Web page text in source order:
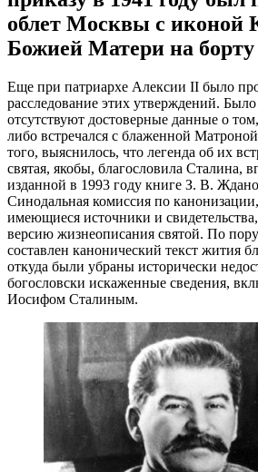
облет Москвы с иконой
Божией Матери на борту
Еще при патриархе Алексии II было
расследование этих утверждений.
отсутствуют достоверные данные о
либо встречался с блаженной
того, выяснилось, что легенда об их
святая, якобы, благословила Сталина,
изданной в 1993 году книге З. В.
Синодальная комиссия по
имеющиеся источники и
версию жизнеописания святой. По
составлен канонический текст жития
откуда были убраны исторически
богословски искаженные сведения,
Иосифом Сталиным.